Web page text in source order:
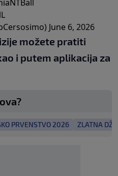
June 6, 2026
možete pratiti
i putem aplikacija za
PRVENSTVO 2026 ZLATNA